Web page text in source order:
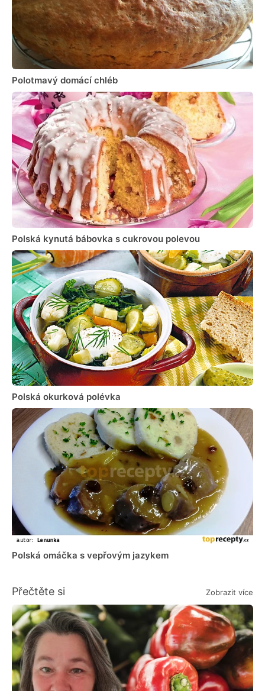
Polotmavý domácí chléb
Polská kynutá bábovka s cukrovou polevou
Polská okurková polévka
Polská omáčka s vepřovým jazykem
Přečtěte si Zobrazit více